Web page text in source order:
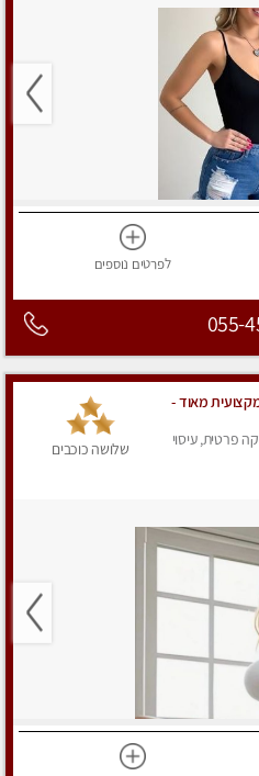
לפרטים נוספים
055-
מאוד -
פרטית, עיסוי
שלושה כוכבים